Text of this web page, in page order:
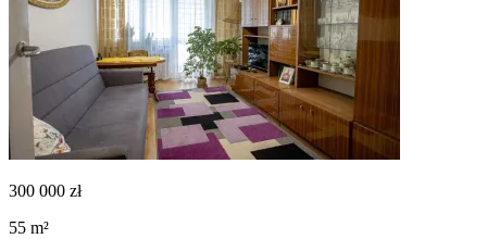
300 000 zł
55 m²